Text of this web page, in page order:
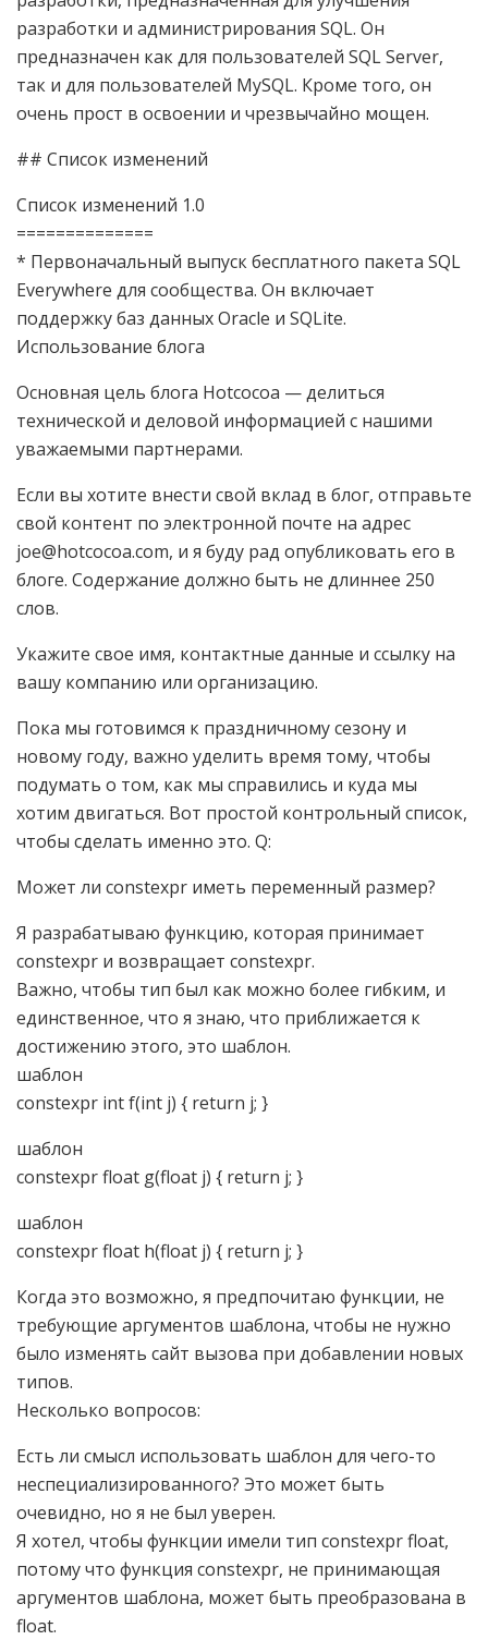
разработки и администрирования SQL. Он
предназначен как для пользователей SQL Server,
так и для пользователей MySQL. Кроме того, он
очень прост в освоении и чрезвычайно мощен.
## Список изменений
Список изменений 1.0
==============
* Первоначальный выпуск бесплатного пакета SQL
Everywhere для сообщества. Он включает
поддержку баз данных Oracle и SQLite.
Использование блога
Основная цель блога Hotcocoa — делиться
технической и деловой информацией с нашими
уважаемыми партнерами.
Если вы хотите внести свой вклад в блог, отправьте
свой контент по электронной почте на адрес
joe@hotcocoa.com, и я буду рад опубликовать его в
блоге. Содержание должно быть не длиннее 250
слов.
Укажите свое имя, контактные данные и ссылку на
вашу компанию или организацию.
Пока мы готовимся к праздничному сезону и
новому году, важно уделить время тому, чтобы
подумать о том, как мы справились и куда мы
хотим двигаться. Вот простой контрольный список,
чтобы сделать именно это. Q:
Может ли constexpr иметь переменный размер?
Я разрабатываю функцию, которая принимает
constexpr и возвращает constexpr.
Важно, чтобы тип был как можно более гибким, и
единственное, что я знаю, что приближается к
достижению этого, это шаблон.
шаблон
constexpr int f(int j) { return j; }
шаблон
constexpr float g(float j) { return j; }
шаблон
constexpr float h(float j) { return j; }
Когда это возможно, я предпочитаю функции, не
требующие аргументов шаблона, чтобы не нужно
было изменять сайт вызова при добавлении новых
типов.
Несколько вопросов:
Есть ли смысл использовать шаблон для чего-то
неспециализированного? Это может быть
очевидно, но я не был уверен.
Я хотел, чтобы функции имели тип constexpr float,
потому что функция constexpr, не принимающая
аргументов шаблона, может быть преобразована в
float.